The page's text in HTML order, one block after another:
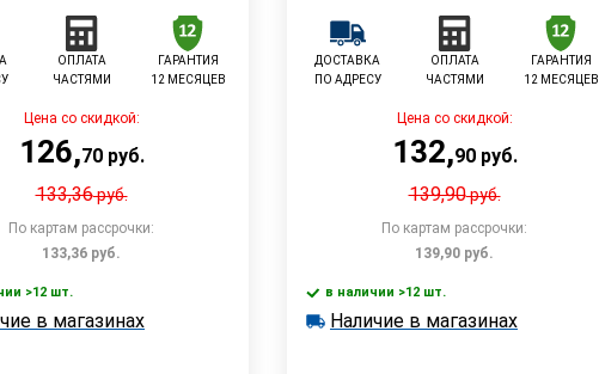
ОПЛАТА
ЧАСТЯМИ
ГАРАНТИЯ
12 МЕСЯЦЕВ
Цена со скидкой:
126,70руб.
133,36руб.
По картам рассрочки:
133,36 руб.
В корзину
шт.
>12 шт.
в магазинах
ДОСТАВКА
ПО АДРЕСУ
ОПЛАТА
ЧАСТЯМИ
ГАРАНТИЯ
12 МЕСЯЦЕВ
Цена со скидкой:
132,90руб.
139,90руб.
По картам рассрочки:
139,90 руб.
В корзину
в наличии >12 шт.
в наличии >12 шт.
Наличие в магазинах